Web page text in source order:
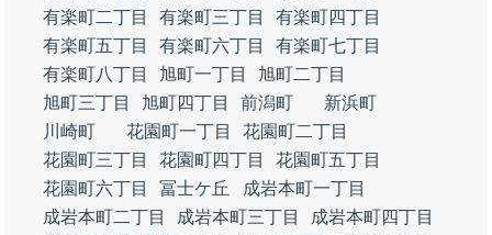
有楽町二丁目
有楽町三丁目
有楽町四丁目
有楽町五丁目
有楽町六丁目
有楽町七丁目
有楽町八丁目
旭町一丁目
旭町二丁目
旭町三丁目
旭町四丁目 前潟町
新浜町
川崎町
花園町一丁目
花園町二丁目
花園町三丁目
花園町四丁目
花園町五丁目
花園町六丁目
冨士ケ丘
成岩本町一丁目
成岩本町二丁目
成岩本町三丁目
成岩本町四丁目